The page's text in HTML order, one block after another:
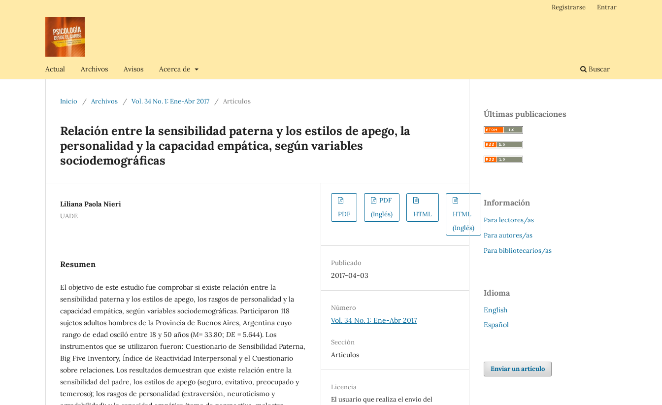
Actual Archivos Avisos Acerca de Buscar
Registrarse Entrar
Inicio / Archivos / Vol. 34 No. 1: Ene-Abr 2017 / Artículos
Relación entre la sensibilidad paterna y los estilos de apego, la
personalidad y la capacidad empática, según variables
sociodemográficas
Liliana Paola Nieri
UADE
Resumen
El objetivo de este estudio fue comprobar si existe relación entre la
sensibilidad paterna y los estilos de apego, los rasgos de personalidad y la
capacidad empática, según variables sociodemográficas. Participaron 118
sujetos adultos hombres de la Provincia de Buenos Aires, Argentina cuyo
rango de edad osciló entre 18 y 50 años (M= 33.80; DE = 5.644). Los
instrumentos que se utilizaron fueron: Cuestionario de Sensibilidad Paterna,
Big Five Inventory, Índice de Reactividad Interpersonal y el Cuestionario
sobre relaciones. Los resultados demuestran que existe relación entre la
sensibilidad del padre, los estilos de apego (seguro, evitativo, preocupado y
temeroso); los rasgos de personalidad (extraversión, neuroticismo y
PDF
PDF
(Inglés)
HTML
HTML
(Inglés)
Publicado
2017-04-03
Número
Vol. 34 No. 1: Ene-Abr 2017
Sección
Artículos
Licencia
El usuario que realiza el envío del
Últimas publicaciones
Información
Para lectores/as
Para autores/as
Para bibliotecarios/as
Idioma
English
Español
Enviar un artículo